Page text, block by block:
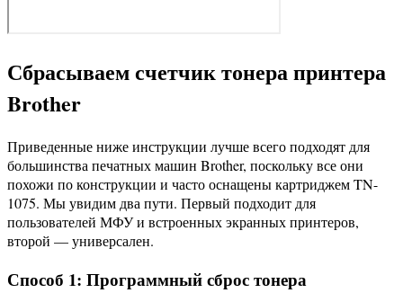
Сбрасываем счетчик тонера принтера
Brother
Приведенные ниже инструкции лучше всего подходят для
большинства печатных машин Brother, поскольку все они
похожи по конструкции и часто оснащены картриджем TN-
1075. Мы увидим два пути. Первый подходит для
пользователей МФУ и встроенных экранных принтеров,
второй — универсален.
Способ 1: Программный сброс тонера